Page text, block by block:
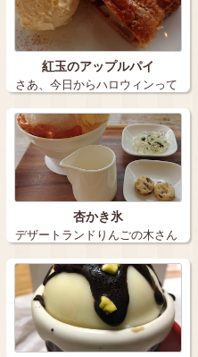
紅玉のアップルパイ
さあ、今日からハロウィンって
事で仮装して…
杏かき氷
デザートランドりんごの木さん
で今年初のか…